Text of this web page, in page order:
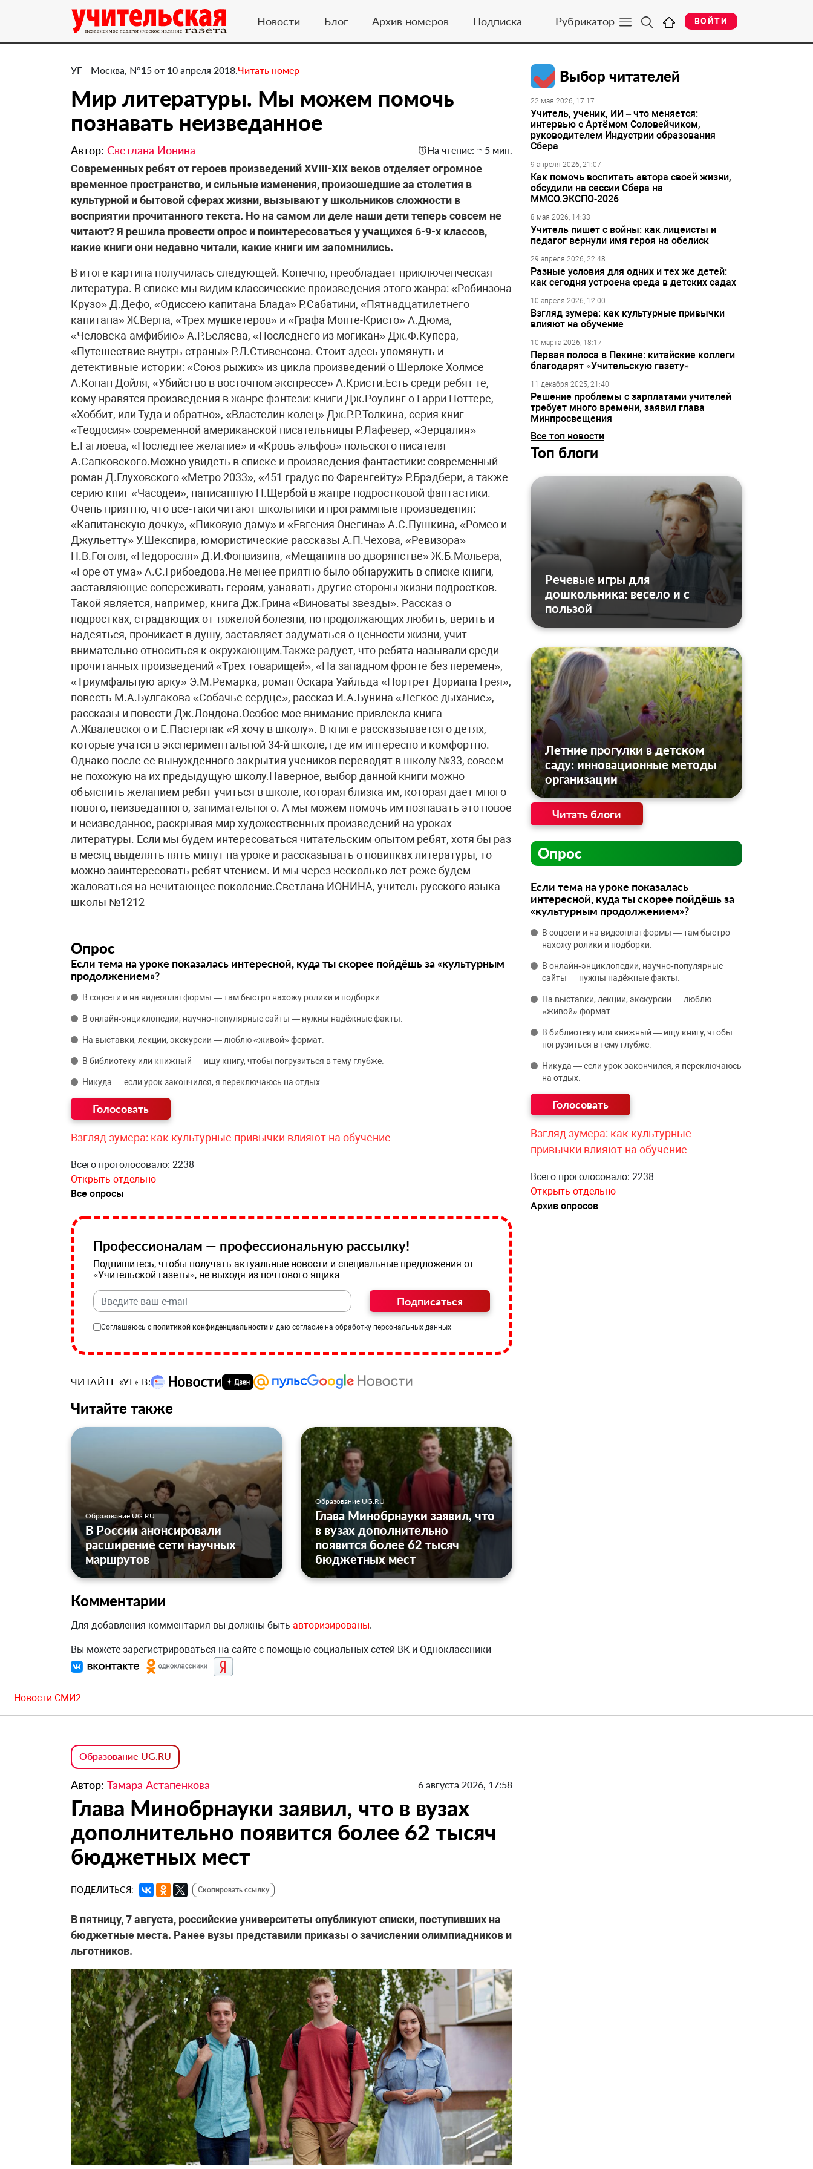
Новости Блог Архив номеров Подписка Рубрикатор ВОЙТИ
УГ - Москва, №15 от 10 апреля 2018.Читать номер
​Мир литературы. Мы можем помочь
познавать неизведанное
Автор: Светлана Ионина На чтение: ≈ 5 мин.
Современных ребят от героев произведений XVIII-XIX веков отделяет огромное
временное пространство, и сильные изменения, произошедшие за столетия в
культурной и бытовой сферах жизни, вызывают у школьников сложности в
восприятии прочитанного текста. Но на самом ли деле наши дети теперь совсем не
читают? Я решила провести опрос и поинтересоваться у учащихся 6-9-х классов,
какие книги они недавно читали, какие книги им запомнились.
В итоге картина получилась следующей. Конечно, преобладает приключенческая
литература. В списке мы видим классические произведения этого жанра: «Робинзона
Крузо» Д.Дефо, «Одиссею капитана Блада» Р.Сабатини, «Пятнадцатилетнего
капитана» Ж.Верна, «Трех мушкетеров» и «Графа Монте-Кристо» А.Дюма,
«Человека-амфибию» А.Р.Беляева, «Последнего из могикан» Дж.Ф.Купера,
«Путешествие внутрь страны» Р.Л.Стивенсона. Стоит здесь упомянуть и
детективные истории: «Союз рыжих» из цикла произведений о Шерлоке Холмсе
А.Конан Дойля, «Убийство в восточном экспрессе» А.Кристи.Есть среди ребят те,
кому нравятся произведения в жанре фэнтези: книги Дж.Роулинг о Гарри Поттере,
«Хоббит, или Туда и обратно», «Властелин колец» Дж.Р.Р.Толкина, серия книг
«Теодосия» современной американской писательницы Р.Лафевер, «Зерцалия»
Е.Гаглоева, «Последнее желание» и «Кровь эльфов» польского писателя
А.Сапковского.Можно увидеть в списке и произведения фантастики: современный
роман Д.Глуховского «Метро 2033», «451 градус по Фаренгейту» Р.Брэдбери, а также
серию книг «Часодеи», написанную Н.Щербой в жанре подростковой фантастики.
Очень приятно, что все-таки читают школьники и программные произведения:
«Капитанскую дочку», «Пиковую даму» и «Евгения Онегина» А.С.Пушкина, «Ромео и
Джульетту» У.Шекспира, юмористические рассказы А.П.Чехова, «Ревизора»
Н.В.Гоголя, «Недоросля» Д.И.Фонвизина, «Мещанина во дворянстве» Ж.Б.Мольера,
«Горе от ума» А.С.Грибоедова.Не менее приятно было обнаружить в списке книги,
заставляющие сопереживать героям, узнавать другие стороны жизни подростков.
Такой является, например, книга Дж.Грина «Виноваты звезды». Рассказ о
подростках, страдающих от тяжелой болезни, но продолжающих любить, верить и
надеяться, проникает в душу, заставляет задуматься о ценности жизни, учит
внимательно относиться к окружающим.Также радует, что ребята называли среди
прочитанных произведений «Трех товарищей», «На западном фронте без перемен»,
«Триумфальную арку» Э.М.Ремарка, роман Оскара Уайльда «Портрет Дориана Грея»,
повесть М.А.Булгакова «Собачье сердце», рассказ И.А.Бунина «Легкое дыхание»,
рассказы и повести Дж.Лондона.Особое мое внимание привлекла книга
А.Жвалевского и Е.Пастернак «Я хочу в школу». В книге рассказывается о детях,
которые учатся в экспериментальной 34-й школе, где им интересно и комфортно.
Однако после ее вынужденного закрытия учеников переводят в школу №33, совсем
не похожую на их предыдущую школу.Наверное, выбор данной книги можно
объяснить желанием ребят учиться в школе, которая близка им, которая дает много
нового, неизведанного, занимательного. А мы можем помочь им познавать это новое
и неизведанное, раскрывая мир художественных произведений на уроках
литературы. Если мы будем интересоваться читательским опытом ребят, хотя бы раз
в месяц выделять пять минут на уроке и рассказывать о новинках литературы, то
можно заинтересовать ребят чтением. И мы через несколько лет реже будем
жаловаться на нечитающее поколение.Светлана ИОНИНА, учитель русского языка
школы №1212
Опрос
Если тема на уроке показалась интересной, куда ты скорее пойдёшь за «культурным
продолжением»?
В соцсети и на видеоплатформы — там быстро нахожу ролики и подборки.
В онлайн‑энциклопедии, научно‑популярные сайты — нужны надёжные факты.
На выставки, лекции, экскурсии — люблю «живой» формат.
В библиотеку или книжный — ищу книгу, чтобы погрузиться в тему глубже.
Никуда — если урок закончился, я переключаюсь на отдых.
Взгляд зумера: как культурные привычки влияют на обучение
Всего проголосовало: 2238
Открыть отдельно
Все опросы
Профессионалам — профессиональную рассылку!
Подпишитесь, чтобы получать актуальные новости и специальные предложения от
«Учительской газеты», не выходя из почтового ящика
Подписаться
Соглашаюсь с политикой конфиденциальности и даю согласие на обработку персональных данных
ЧИТАЙТЕ «УГ» В:
Читайте также
Образование UG.RU
В России анонсировали
расширение сети научных
маршрутов
Образование UG.RU
Глава Минобрнауки заявил, что
в вузах дополнительно
появится более 62 тысяч
бюджетных мест
Комментарии
Для добавления комментария вы должны быть авторизированы.
Вы можете зарегистрироваться на сайте с помощью социальных сетей ВК и Одноклассники
Выбор читателей
22 мая 2026, 17:17
Учитель, ученик, ИИ – что меняется:
интервью с Артёмом Соловейчиком,
руководителем Индустрии образования
Сбера
9 апреля 2026, 21:07
Как помочь воспитать автора своей жизни,
обсудили на сессии Сбера на
ММСО.ЭКСПО-2026
8 мая 2026, 14:33
Учитель пишет с войны: как лицеисты и
педагог вернули имя героя на обелиск
29 апреля 2026, 22:48
Разные условия для одних и тех же детей:
как сегодня устроена среда в детских садах
10 апреля 2026, 12:00
Взгляд зумера: как культурные привычки
влияют на обучение
10 марта 2026, 18:17
Первая полоса в Пекине: китайские коллеги
благодарят «Учительскую газету»
11 декабря 2025, 21:40
Решение проблемы с зарплатами учителей
требует много времени, заявил глава
Минпросвещения
Все топ новости
Топ блоги
Речевые игры для
дошкольника: весело и с
пользой
Летние прогулки в детском
саду: инновационные методы
организации
Читать блоги
Опрос
Если тема на уроке показалась
интересной, куда ты скорее пойдёшь за
«культурным продолжением»?
В соцсети и на видеоплатформы — там быстро
нахожу ролики и подборки.
В онлайн‑энциклопедии, научно‑популярные
сайты — нужны надёжные факты.
На выставки, лекции, экскурсии — люблю
«живой» формат.
В библиотеку или книжный — ищу книгу, чтобы
погрузиться в тему глубже.
Никуда — если урок закончился, я переключаюсь
на отдых.
Взгляд зумера: как культурные
привычки влияют на обучение
Всего проголосовало: 2238
Открыть отдельно
Архив опросов
Новости СМИ2
Образование UG.RU
Автор: Тамара Астапенкова 6 августа 2026, 17:58
Глава Минобрнауки заявил, что в вузах
дополнительно появится более 62 тысяч
бюджетных мест
ПОДЕЛИТЬСЯ: Скопировать ссылку
В пятницу, 7 августа, российские университеты опубликуют списки, поступивших на
бюджетные места. Ранее вузы представили приказы о зачислении олимпиадников и
льготников.